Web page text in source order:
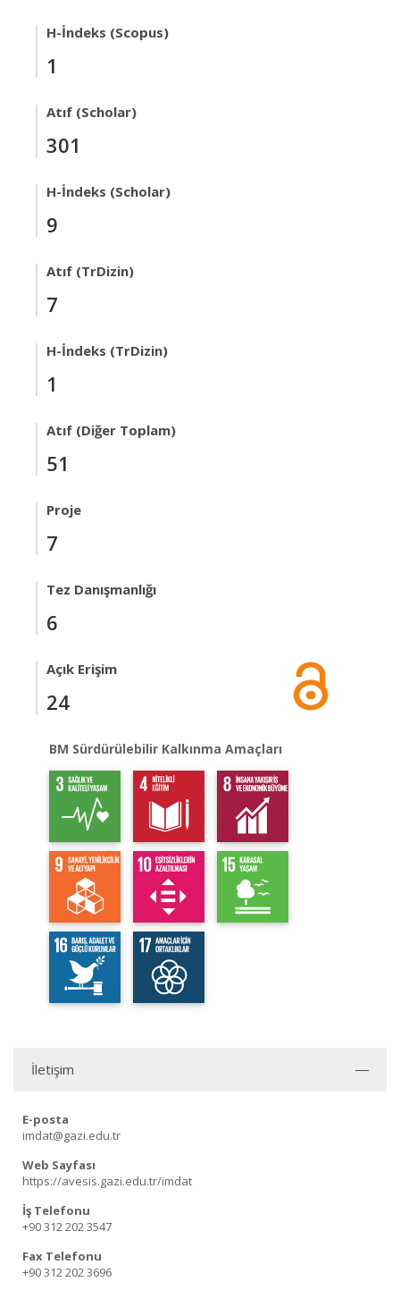
H-İndeks (Scopus)
1
Atıf (Scholar)
301
H-İndeks (Scholar)
9
Atıf (TrDizin)
7
H-İndeks (TrDizin)
1
Atıf (Diğer Toplam)
51
Proje
7
Tez Danışmanlığı
6
Açık Erişim
24
BM Sürdürülebilir Kalkınma Amaçları
İletişim
E-posta
imdat@gazi.edu.tr
Web Sayfası
https://avesis.gazi.edu.tr/imdat
İş Telefonu
+90 312 202 3547
Fax Telefonu
+90 312 202 3696